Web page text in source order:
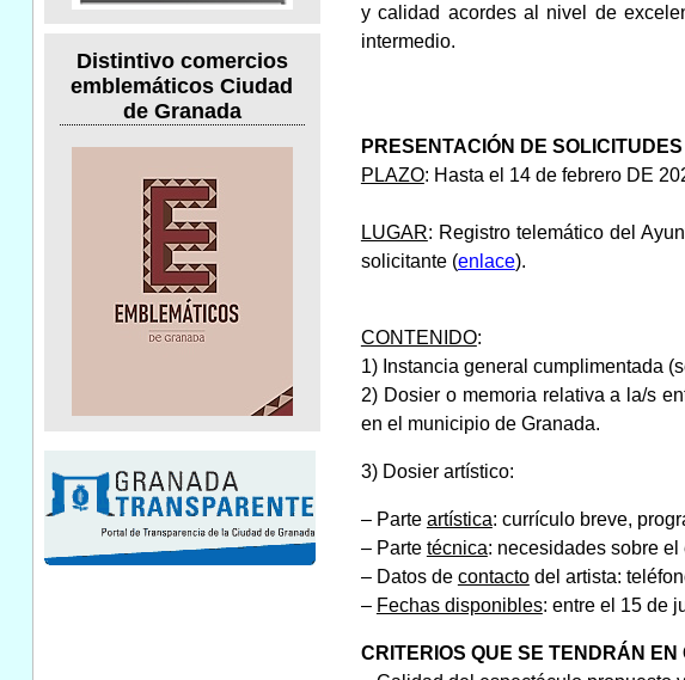
Distintivo comercios
emblemáticos Ciudad
de Granada
y calidad acordes al nivel de
intermedio.
PRESENTACIÓN DE SOLICITUDES
PLAZO: Hasta el 14 de febrero DE
LUGAR: Registro telemático del
solicitante (enlace).
CONTENIDO:
1) Instancia general cumplimentada
2) Dosier o memoria relativa a la/s
en el municipio de Granada.
3) Dosier artístico:
– Parte artística: currículo breve,
– Parte técnica: necesidades sobre
– Datos de contactodel artista:
– Fechas disponibles: entre el 15 de
CRITERIOS QUE SE TENDRÁN